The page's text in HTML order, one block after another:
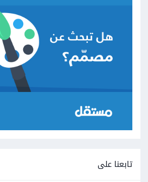
تابعنا على